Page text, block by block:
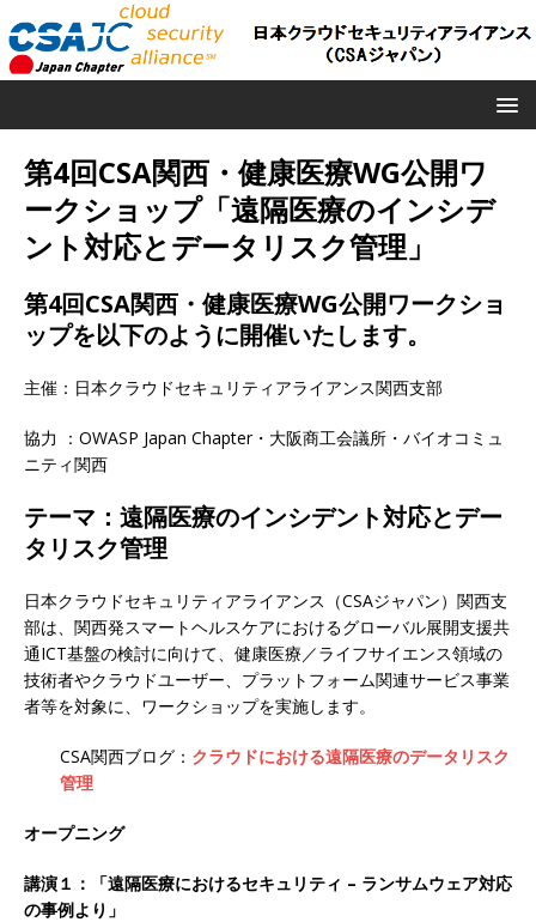
第4回CSA関西・健康医療WG公開ワ
ークショップ「遠隔医療のインシデ
ント対応とデータリスク管理」
第4回CSA関西・健康医療WG公開ワークショ
ップを以下のように開催いたします。
主催：日本クラウドセキュリティアライアンス関西支部
協力 ：OWASP Japan Chapter・大阪商工会議所・バイオコミュ
ニティ関西
テーマ： 遠隔医療のインシデント対応とデー
タリスク管理
日本クラウドセキュリティアライアンス（CSAジャパン）関西支
部は、関西発スマートヘルスケアにおけるグローバル展開支援共
通ICT基盤の検討に向けて、健康医療／ライフサイエンス領域の
技術者やクラウドユーザー、プラットフォーム関連サービス事業
者等を対象に、ワークショップを実施します。
CSA関西ブログ： クラウドにおける遠隔医療のデータリスク
管理
オープニング
講演１：
「遠隔医療におけるセキュリティ – ランサムウェア対応
の事例より」